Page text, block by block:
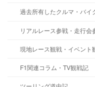
過去所有したクルマ・バイ
リアルレース参戦・走行会
現地レース観戦・イベント
F1関連コラム・TV観戦記